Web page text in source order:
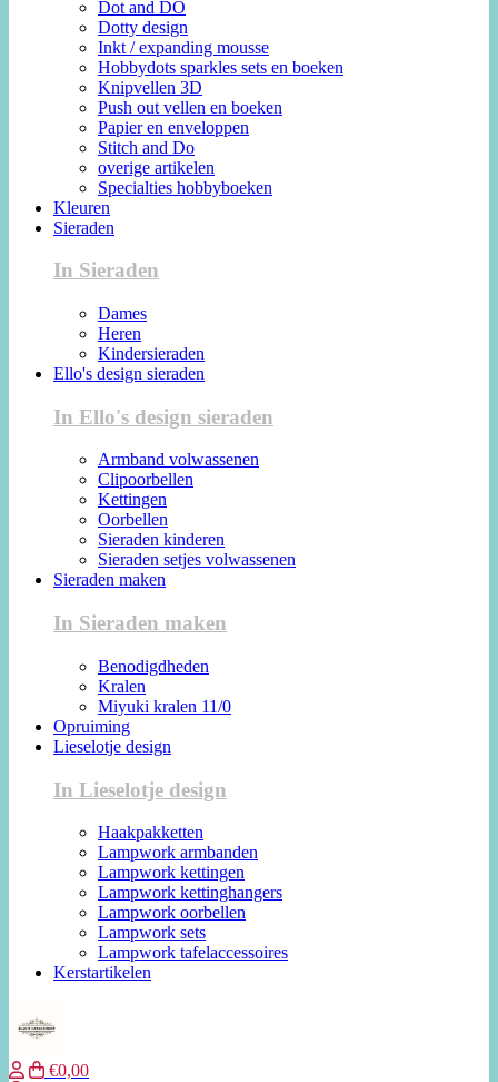
Dot and DO
Dotty design
Inkt / expanding mousse
Hobbydots sparkles sets en boeken
Knipvellen 3D
Push out vellen en boeken
Papier en enveloppen
Stitch and Do
overige artikelen
Specialties hobbyboeken
Kleuren
Sieraden
In Sieraden
Dames
Heren
Kindersieraden
Ello's design sieraden
In Ello's design sieraden
Armband volwassenen
Clipoorbellen
Kettingen
Oorbellen
Sieraden kinderen
Sieraden setjes volwassenen
Sieraden maken
In Sieraden maken
Benodigdheden
Kralen
Miyuki kralen 11/0
Opruiming
Lieselotje design
In Lieselotje design
Haakpakketten
Lampwork armbanden
Lampwork kettingen
Lampwork kettinghangers
Lampwork oorbellen
Lampwork sets
Lampwork tafelaccessoires
Kerstartikelen
€0,00